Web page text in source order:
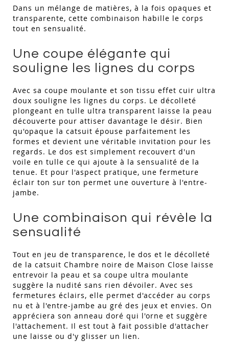
Dans un mélange de matières, à la fois opaques et
transparente, cette combinaison habille le corps
tout en sensualité.
Une coupe élégante qui
souligne les lignes du corps
Avec sa coupe moulante et son tissu effet cuir ultra
doux souligne les lignes du corps. Le décolleté
plongeant en tulle ultra transparent laisse la peau
découverte pour attiser davantage le désir. Bien
qu'opaque la catsuit épouse parfaitement les
formes et devient une véritable invitation pour les
regards. Le dos est simplement recouvert d'un
voile en tulle ce qui ajoute à la sensualité de la
tenue. Et pour l'aspect pratique, une fermeture
éclair ton sur ton permet une ouverture à l'entre-
jambe.
Une combinaison qui révèle la
sensualité
Tout en jeu de transparence, le dos et le décolleté
de la catsuit Chambre noire de Maison Close laisse
entrevoir la peau et sa coupe ultra moulante
suggère la nudité sans rien dévoiler. Avec ses
fermetures éclairs, elle permet d'accéder au corps
nu et à l'entre-jambe au gré des jeux et envies. On
appréciera son anneau doré qui l'orne et suggère
l'attachement. Il est tout à fait possible d'attacher
une laisse ou d'y glisser un lien.